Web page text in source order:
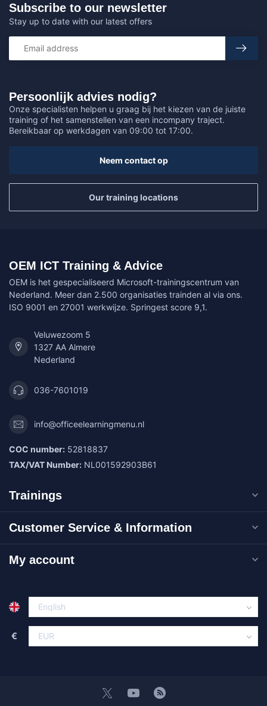
Persoonlijk advies nodig?
Onze specialisten helpen u graag bij het kiezen van de juiste
training of het samenstellen van een incompany traject.
Bereikbaar op werkdagen van 09:00 tot 17:00.
Neem contact op
Our training locations
Subscribe to our newsletter
Stay up to date with our latest offers
OEM ICT Training & Advice
OEM is het gespecialiseerd Microsoft-trainingscentrum van
Nederland. Meer dan 2.500 organisaties trainden al via ons.
ISO 9001 en 27001 werkwijze. Springest score 9,1.
Veluwezoom 5
1327 AA Almere
Nederland
036-7601019
info@officeelearningmenu.nl
COC number: 52818837
TAX/VAT Number: NL001592903B61
Trainings
Customer Service & Information
My account
€